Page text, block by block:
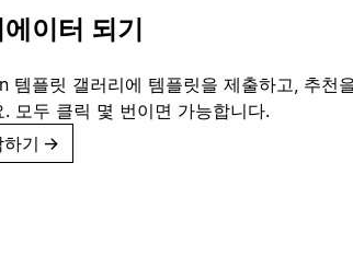
이터 되기
템플릿 갤러리에 템플릿을 제출하고, 추천
. 모두 클릭 몇 번이면 가능합니다.
기 →